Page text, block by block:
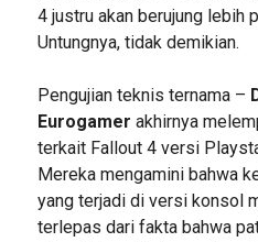
4 justru akan berujung lebih
Untungnya, tidak demikian.
Pengujian teknis ternama –
Eurogamer akhirnya
terkait Fallout 4 versi
Mereka mengamini bahwa
yang terjadi di versi konsol
terlepas dari fakta bahwa